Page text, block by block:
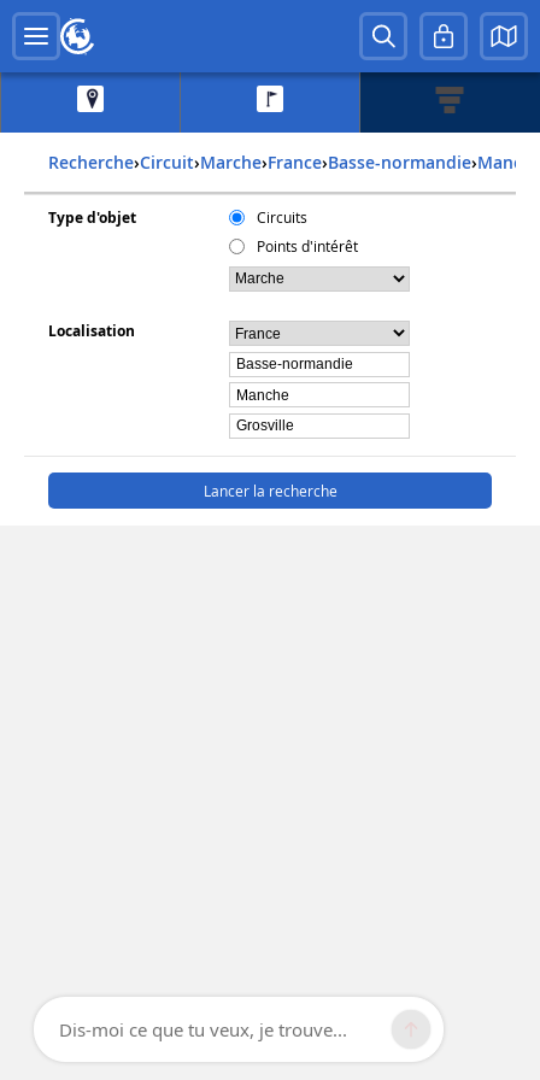
Recherche› Circuit› Marche› france› basse-normandie›
Type d'objet
Circuits
Points d'intérêt
Localisation
Dis-moi ce que tu veux, je trouve...